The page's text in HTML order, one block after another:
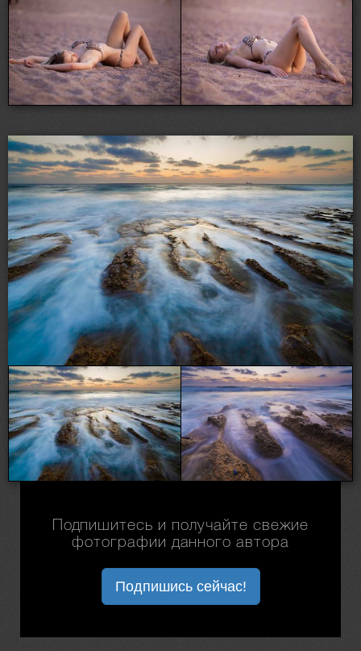
Подпишитесь и получайте свежие
фотографии данного автора
Подпишись сейчас!